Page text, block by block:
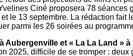
Ciné proposera 78 séances
le 13 septembre. La rédaction fait
parmi les 26 soirées au
Aubergenville et « La La Land »
2025, difficile de se tromper : deux